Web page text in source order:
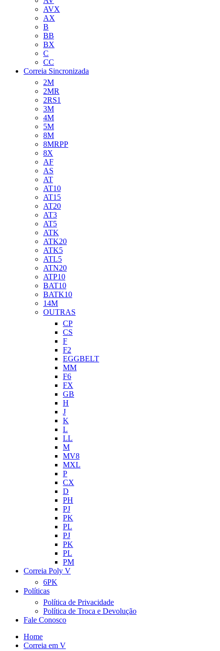
AVX
AX
B
BB
BX
C
CC
Correia Sincronizada
2M
2MR
2RS1
3M
4M
5M
8M
8MRPP
8X
AF
AS
AT
AT10
AT15
AT20
AT3
AT5
ATK
ATK20
ATK5
ATL5
ATN20
ATP10
BAT10
BATK10
14M
OUTRAS
CP
CS
F
F2
EGGBELT
MM
F6
FX
GB
H
J
K
L
LL
M
MV8
MXL
P
CX
D
PH
PJ
PK
PL
PJ
PK
PL
PM
Correia Poly V
6PK
Políticas
Política de Privacidade
Política de Troca e Devolução
Fale Conosco
Home
Correia em V